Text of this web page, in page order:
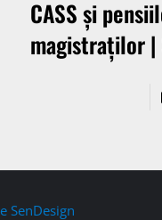
CASS și
magistraților |
SenDesign